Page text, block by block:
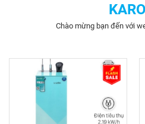
Chào mừng bạn đến với